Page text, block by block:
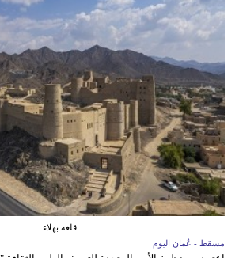
قلعة بهلاء
مسقط - عُمان اليوم